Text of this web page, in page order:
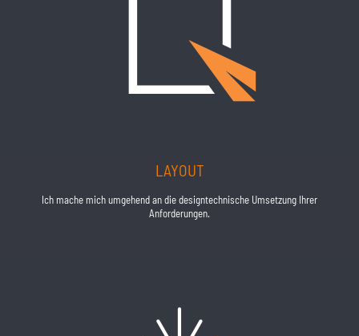
LAYOUT
Ich mache mich umgehend an die designtechnische Umsetzung Ihrer
Anforderungen.